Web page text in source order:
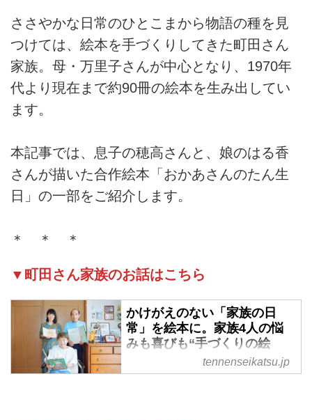
ささやかな日常のひとこまから物語の種を見
つけては、絵本を手づくりしてきた町田さん
家族。母・万里子さんが中心となり、1970年
代より現在まで約90冊の絵本を生み出してい
ます。
本記事では、息子の穂高さんと、娘のはる香
さんが描いた合作絵本「おかあさんのたん生
日」の一部をご紹介します。
＊ ＊ ＊
▼町田さん家族のお話はこちら
かけがえのない「家族の日
常」を絵本に。家族4人の悩
みも喜びも“手づくりの絵
本”に込めて半世紀。愛で紡ぐ
小さな幸せの物語／まちだフ
tennenseikatsu.jp